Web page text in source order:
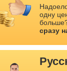
одну
сразу